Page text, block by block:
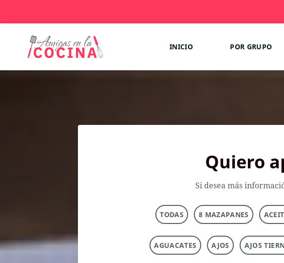
INICIO POR GRUPO
Quiero
Si desea más
TODAS 8 MAZAPANES
AGUACATES AJOS AJOS